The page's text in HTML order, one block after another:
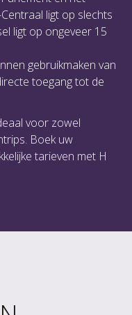
ligt op slechts
ligt op ongeveer 15
gebruikmaken van
toegang tot de
voor zowel
Boek uw
tarieven met H